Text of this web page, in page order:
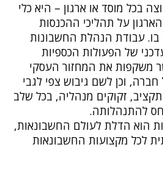
בכל מוסד או ארגון – היא כלי
על תהליכי ההכנסות
בו. עבודת הנהלת החשבונות
של הפעולות הכספיות
משקפות את המחזור העסקי
וכן לשם גיבוש צפי לגבי
זקוקים מנהליה, בכל שלב
להתנהלותה.
הוא הדלת לעולם החשבונאות,
לכל מקצועות החשבונאות